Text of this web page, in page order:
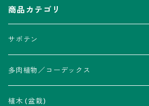
商品カテゴリ
サボテン
アストロフィツム属
瑠璃兜錦、兜丸錦
アリオカルプス属
多肉植物／コーデックス
アカベ属
植木 (盆栽)